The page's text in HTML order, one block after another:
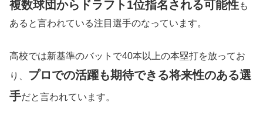
複数球団からドラフト1位指名される可能性も
あると言われている注目選手のなっています。
高校では新基準のバットで40本以上の本塁打を放ってお
り、 プロでの活躍も期待できる将来性のある選
手だと言われています。